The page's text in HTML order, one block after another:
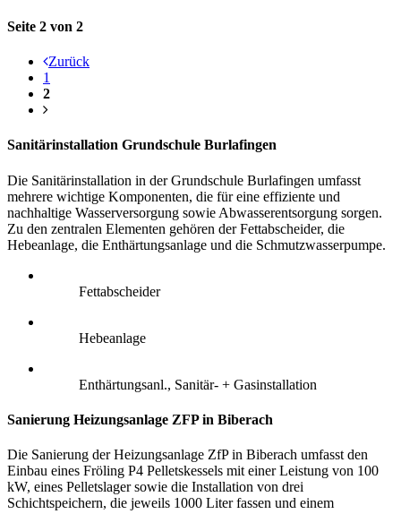
Seite 2 von 2
Zurück
1
2
Sanitärinstallation Grundschule Burlafingen
Die Sanitärinstallation in der Grundschule Burlafingen umfasst
mehrere wichtige Komponenten, die für eine effiziente und
nachhaltige Wasserversorgung sowie Abwasserentsorgung sorgen.
Zu den zentralen Elementen gehören der Fettabscheider, die
Hebeanlage, die Enthärtungsanlage und die Schmutzwasserpumpe.
Fettabscheider
Hebeanlage
Enthärtungsanl., Sanitär- + Gasinstallation
Sanierung Heizungsanlage ZFP in Biberach
Die Sanierung der Heizungsanlage ZfP in Biberach umfasst den
Einbau eines Fröling P4 Pelletskessels mit einer Leistung von 100
kW, eines Pelletslager sowie die Installation von drei
Schichtspeichern, die jeweils 1000 Liter fassen und einem